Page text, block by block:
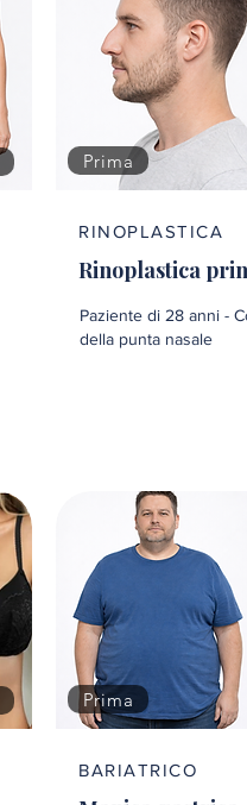
Prima
RINOPLASTICA
Rinoplastica
Paziente di 28 anni -
della punta nasale
Prima
BARIATRICO